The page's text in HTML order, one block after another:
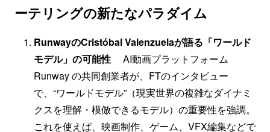
ーテリングの新たなパラダイム
RunwayのCristóbal Valenzuelaが語る「ワールド
モデル」の可能性 AI動画プラットフォーム
Runway の共同創業者が、FTのインタビュー
で、“ワールドモデル”（現実世界の複雑なダイナミ
クスを理解・模倣できるモデル）の重要性を強調。
これを使えば、映画制作、ゲーム、VFX編集などで